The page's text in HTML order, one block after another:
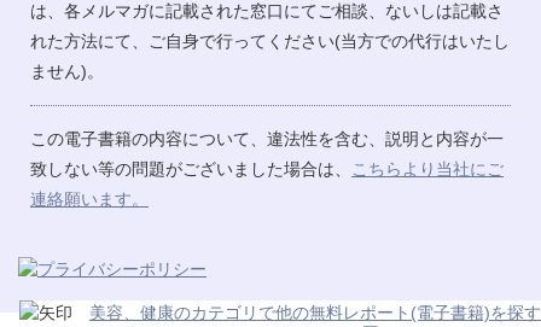
は、各メルマガに記載された窓口にてご相談、ないしは記載さ
れた方法にて、ご自身で行ってください(当方での代行はいたし
ません)。
この電子書籍の内容について、違法性を含む、説明と内容が一
致しない等の問題がございました場合は、
こちらより当社にご
連絡願います。
美容、健康のカテゴリで他の無料レポート(電子書籍)を探す